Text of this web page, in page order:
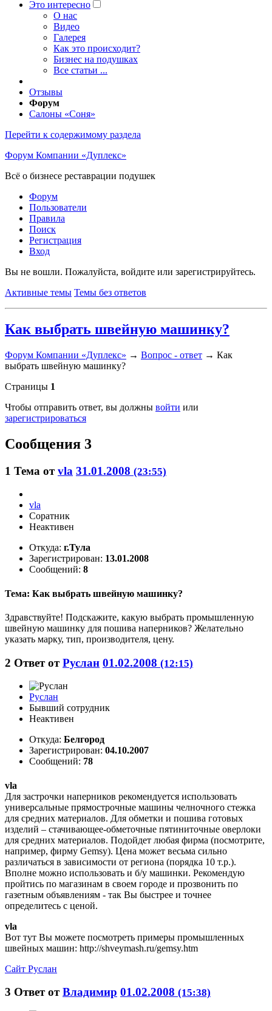
Это интересно
O нас
Видео
Галерея
Как это происходит?
Бизнес на подушках
Все статьи ...
Отзывы
Форум
Салоны «Соня»
Перейти к содержимому раздела
Форум Компании «Дуплекс»
Всё о бизнесе реставрации подушек
Форум
Пользователи
Правила
Поиск
Регистрация
Вход
Вы не вошли. Пожалуйста, войдите или зарегистрируйтесь.
Активные темы Темы без ответов
Как выбрать швейную машинку?
Форум Компании «Дуплекс» → Вопрос - ответ → Как
выбрать швейную машинку?
Страницы 1
Чтобы отправить ответ, вы должны войти или
зарегистрироваться
Сообщения 3
1 Тема отvla 31.01.2008 (23:55)
vla
Соратник
Неактивен
Откуда: г.Тула
Зарегистрирован: 13.01.2008
Сообщений: 8
Тема: Как выбрать швейную машинку?
Здравствуйте! Подскажите, какую выбрать промышленную
швейную машинку для пошива наперников? Желательно
указать марку, тип, производителя, цену.
2 Ответ отРуслан 01.02.2008 (12:15)
Руслан
Бывший сотрудник
Неактивен
Откуда: Белгород
Зарегистрирован: 04.10.2007
Сообщений: 78
vla
Для застрочки наперников рекомендуется использовать
универсальные прямострочные машины челночного стежка
для средних материалов. Для обметки и пошива готовых
изделий – стачивающее-обметочные пятиниточные оверлоки
для средних материалов. Подойдет любая фирма (посмотрите,
например, фирму Gemsy). Цена может весьма сильно
различаться в зависимости от региона (порядка 10 т.р.).
Вполне можно использовать и б/у машинки. Рекомендую
пройтись по магазинам в своем городе и прозвонить по
газетным объявлениям - так Вы быстрее и точнее
определитесь с ценой.
vla
Вот тут Вы можете посмотреть примеры промышленных
швейных машин: http://shveymash.ru/gemsy.htm
Сайт Руслан
3 Ответ отВладимир 01.02.2008 (15:38)